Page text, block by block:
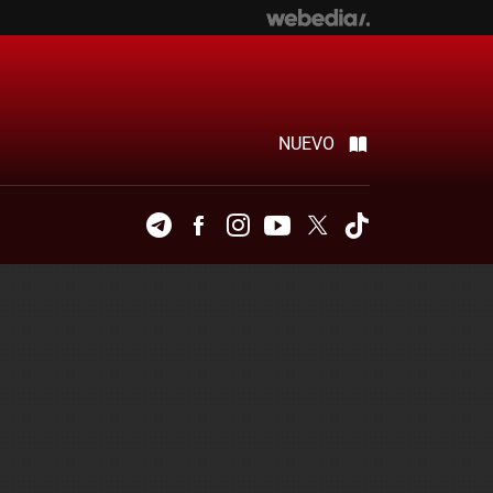
NUEVO
TelegramFacebookInstagramYoutubeTwitter